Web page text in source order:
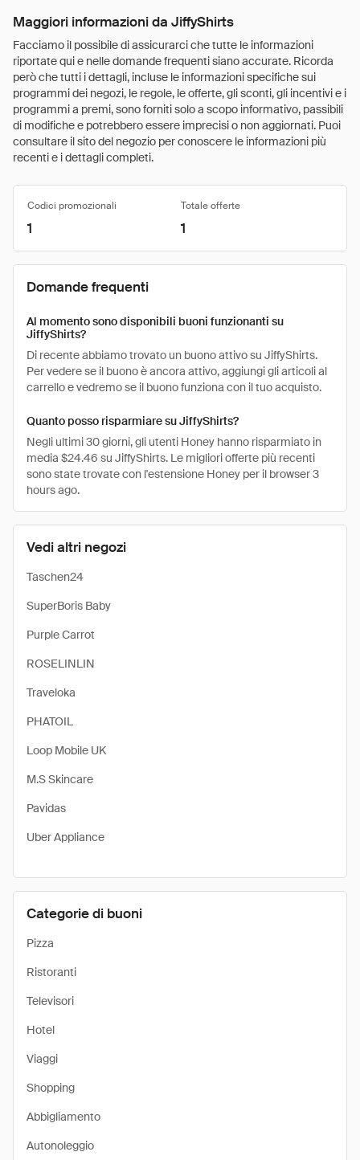
Maggiori informazioni da JiffyShirts
Facciamo il possibile di assicurarci che tutte le informazioni
riportate qui e nelle domande frequenti siano accurate. Ricorda
però che tutti i dettagli, incluse le informazioni specifiche sui
programmi dei negozi, le regole, le offerte, gli sconti, gli incentivi e i
programmi a premi, sono forniti solo a scopo informativo, passibili
di modifiche e potrebbero essere imprecisi o non aggiornati. Puoi
consultare il sito del negozio per conoscere le informazioni più
recenti e i dettagli completi.
Vedi altri negozi
Taschen24
SuperBoris Baby
Purple Carrot
ROSELINLIN
Traveloka
PHATOIL
Loop Mobile UK
M.S Skincare
Pavidas
Uber Appliance
Categorie di buoni
Pizza
Ristoranti
Televisori
Hotel
Viaggi
Shopping
Abbigliamento
Autonoleggio
Codici promozionali Totale offerte
1 1
Domande frequenti
Al momento sono disponibili buoni funzionanti su
JiffyShirts?
Di recente abbiamo trovato un buono attivo su JiffyShirts.
Per vedere se il buono è ancora attivo, aggiungi gli articoli al
carrello e vedremo se il buono funziona con il tuo acquisto.
Quanto posso risparmiare su JiffyShirts?
Negli ultimi 30 giorni, gli utenti Honey hanno risparmiato in
media $24.46 su JiffyShirts. Le migliori offerte più recenti
sono state trovate con l'estensione Honey per il browser 3
hours ago.